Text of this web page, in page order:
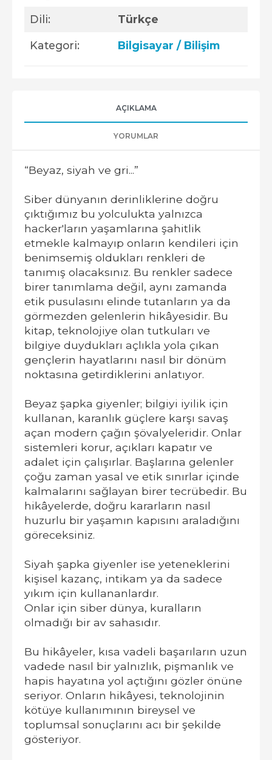
Dili: Türkçe
Kategori: Bilgisayar / Bilişim
AÇIKLAMA
YORUMLAR
“Beyaz, siyah ve gri...”
Siber dünyanın derinliklerine doğru
çıktığımız bu yolculukta yalnızca
hacker'ların yaşamlarına şahitlik
etmekle kalmayıp onların kendileri için
benimsemiş oldukları renkleri de
tanımış olacaksınız. Bu renkler sadece
birer tanımlama değil, aynı zamanda
etik pusulasını elinde tutanların ya da
görmezden gelenlerin hikâyesidir. Bu
kitap, teknolojiye olan tutkuları ve
bilgiye duydukları açlıkla yola çıkan
gençlerin hayatlarını nasıl bir dönüm
noktasına getirdiklerini anlatıyor.
Beyaz şapka giyenler; bilgiyi iyilik için
kullanan, karanlık güçlere karşı savaş
açan modern çağın şövalyeleridir. Onlar
sistemleri korur, açıkları kapatır ve
adalet için çalışırlar. Başlarına gelenler
çoğu zaman yasal ve etik sınırlar içinde
kalmalarını sağlayan birer tecrübedir. Bu
hikâyelerde, doğru kararların nasıl
huzurlu bir yaşamın kapısını araladığını
göreceksiniz.
Siyah şapka giyenler ise yeteneklerini
kişisel kazanç, intikam ya da sadece
yıkım için kullananlardır.
Onlar için siber dünya, kuralların
olmadığı bir av sahasıdır.
Bu hikâyeler, kısa vadeli başarıların uzun
vadede nasıl bir yalnızlık, pişmanlık ve
hapis hayatına yol açtığını gözler önüne
seriyor. Onların hikâyesi, teknolojinin
kötüye kullanımının bireysel ve
toplumsal sonuçlarını acı bir şekilde
gösteriyor.